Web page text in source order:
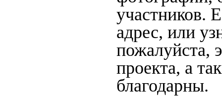
участников.
адрес, или
пожалуйста,
проекта, а
благодарны.